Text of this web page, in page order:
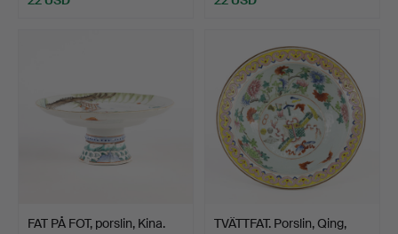
FAT PÅ FOT, porslin, Kina.
TVÄTTFAT. Porslin, Qing,